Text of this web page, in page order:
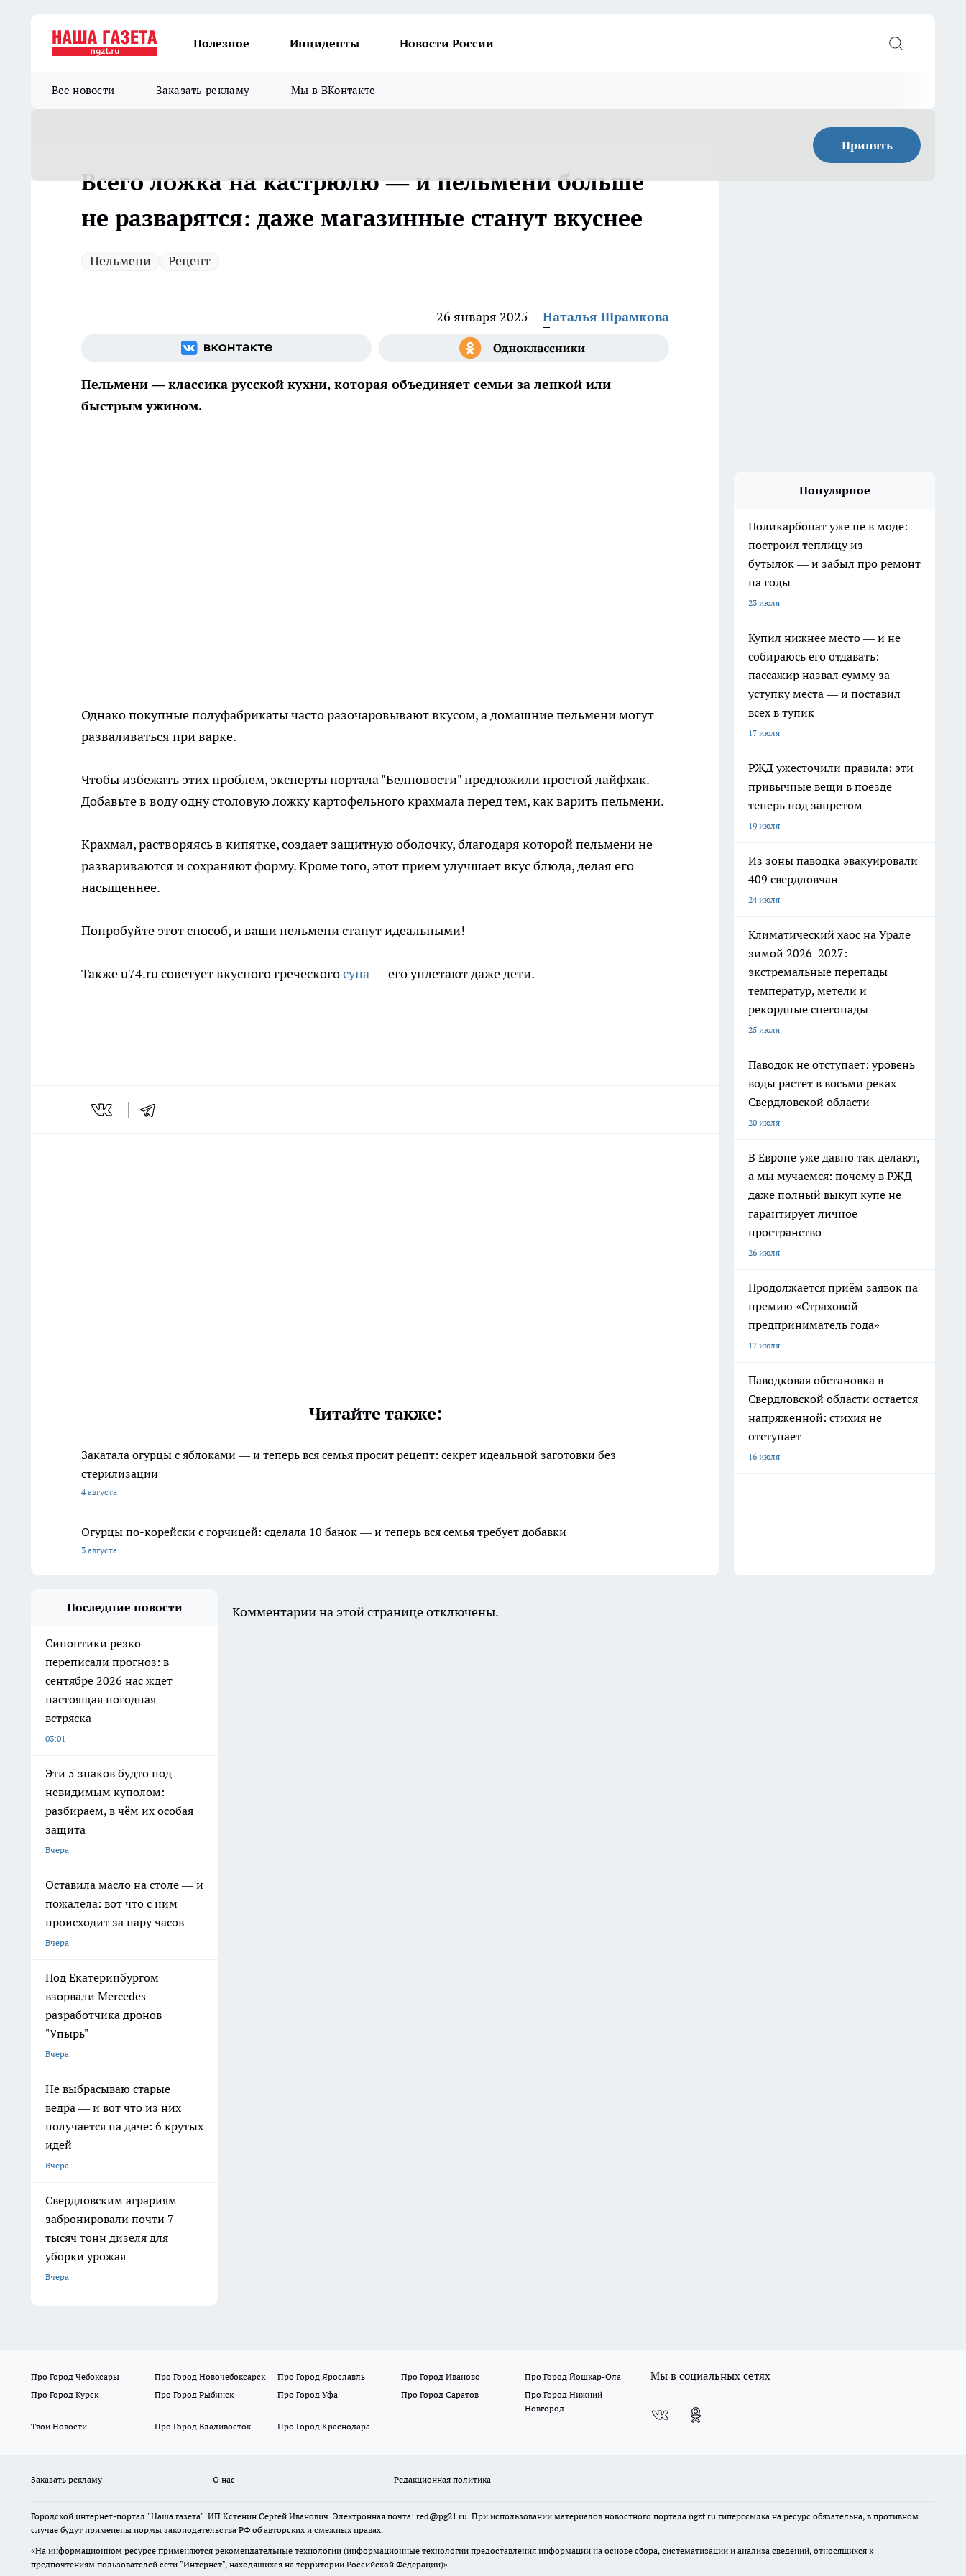
Полезное Инциденты Новости России
Все новости Заказать рекламу Мы в ВКонтакте
Принять
Всего ложка на кастрюлю — и пельмени больше
не разварятся: даже магазинные станут вкуснее
Пельмени Рецепт
26 января 2025 Наталья Шрамкова
Пельмени — классика русской кухни, которая объединяет семьи за лепкой или
быстрым ужином.
Однако покупные полуфабрикаты часто разочаровывают вкусом, а домашние пельмени могут
разваливаться при варке.
Чтобы избежать этих проблем, эксперты портала "Белновости" предложили простой лайфхак.
Добавьте в воду одну столовую ложку картофельного крахмала перед тем, как варить пельмени.
Крахмал, растворяясь в кипятке, создает защитную оболочку, благодаря которой пельмени не
развариваются и сохраняют форму. Кроме того, этот прием улучшает вкус блюда, делая его
насыщеннее.
Попробуйте этот способ, и ваши пельмени станут идеальными!
Также u74.ru советует вкусного греческогосупа— его уплетают даже дети.
Читайте также:
Закатала огурцы с яблоками — и теперь вся семья просит рецепт: секрет идеальной заготовки без
стерилизации
4 августа
Огурцы по-корейски с горчицей: сделала 10 банок — и теперь вся семья требует добавки
3 августа
Популярное
Поликарбонат уже не в моде:
построил теплицу из
бутылок — и забыл про ремонт
на годы
23 июля
Купил нижнее место — и не
собираюсь его отдавать:
пассажир назвал сумму за
уступку места — и поставил
всех в тупик
17 июля
РЖД ужесточили правила: эти
привычные вещи в поезде
теперь под запретом
19 июля
Из зоны паводка эвакуировали
409 свердловчан
24 июля
Климатический хаос на Урале
зимой 2026–2027:
экстремальные перепады
температур, метели и
рекордные снегопады
25 июля
Паводок не отступает: уровень
воды растет в восьми реках
Свердловской области
20 июля
В Европе уже давно так делают,
а мы мучаемся: почему в РЖД
даже полный выкуп купе не
гарантирует личное
пространство
26 июля
Продолжается приём заявок на
премию «Страховой
предприниматель года»
17 июля
Паводковая обстановка в
Свердловской области остается
напряженной: стихия не
отступает
16 июля
Последние новости
Синоптики резко
переписали прогноз: в
сентябре 2026 нас ждет
настоящая погодная
встряска
03:01
Эти 5 знаков будто под
невидимым куполом:
разбираем, в чём их особая
защита
Вчера
Оставила масло на столе — и
пожалела: вот что с ним
происходит за пару часов
Вчера
Под Екатеринбургом
взорвали Mercedes
разработчика дронов
"Упырь"
Вчера
Не выбрасываю старые
ведра — и вот что из них
получается на даче: 6 крутых
идей
Вчера
Свердловским аграриям
забронировали почти 7
тысяч тонн дизеля для
уборки урожая
Вчера
Комментарии на этой странице отключены.
Про Город Чебоксары Про Город Новочебоксарск Про Город Ярославль Про Город Иваново
Про Город Йошкар-Ола
Про Город Курск
Про Город Рыбинск Про Город Уфа Про Город Саратов
Про Город Нижний
Новгород
Твои Новости
Про Город Владивосток Про Город Краснодара
Мы в социальных сетях
Заказать рекламу О нас Редакционная политика
Городской интернет-портал "Наша газета". ИП Кстенин Сергей Иванович. Электронная почта: red@pg21.ru. При использовании материалов новостного портала ngzt.ru гиперссылка на ресурс обязательна, в противном
случае будут применены нормы законодательства РФ об авторских и смежных правах.
«На информационном ресурсе применяются рекомендательные технологии (информационные технологии предоставления информации на основе сбора, систематизации и анализа сведений, относящихся к
предпочтениям пользователей сети "Интернет", находящихся на территории Российской Федерации)».